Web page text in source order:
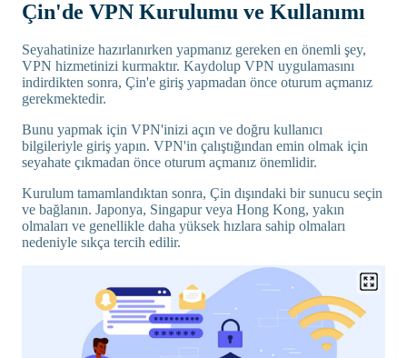
Çin'de VPN Kurulumu ve Kullanımı
Seyahatinize hazırlanırken yapmanız gereken en önemli şey,
VPN hizmetinizi kurmaktır. Kaydolup VPN uygulamasını
indirdikten sonra, Çin'e giriş yapmadan önce oturum açmanız
gerekmektedir.
Bunu yapmak için VPN'inizi açın ve doğru kullanıcı
bilgileriyle giriş yapın. VPN'in çalıştığından emin olmak için
seyahate çıkmadan önce oturum açmanız önemlidir.
Kurulum tamamlandıktan sonra, Çin dışındaki bir sunucu seçin
ve bağlanın. Japonya, Singapur veya Hong Kong, yakın
olmaları ve genellikle daha yüksek hızlara sahip olmaları
nedeniyle sıkça tercih edilir.